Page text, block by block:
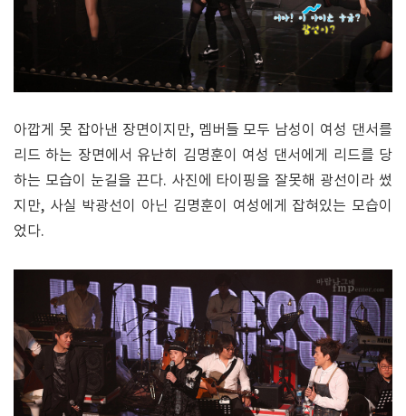
아깝게 못 잡아낸 장면이지만, 멤버들 모두 남성이 여성 댄서를
리드 하는 장면에서 유난히 김명훈이 여성 댄서에게 리드를 당
하는 모습이 눈길을 끈다. 사진에 타이핑을 잘못해 광선이라 썼
지만, 사실 박광선이 아닌 김명훈이 여성에게 잡혀있는 모습이
었다.